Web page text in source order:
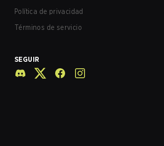
Política de privacidad
Términos de servicio
SEGUIR